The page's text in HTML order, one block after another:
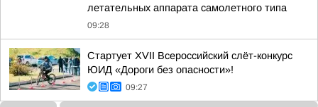
летательных аппарата самолетного типа
09:28
Стартует XVII Всероссийский слёт-конкурс
ЮИД «Дороги без опасности»!
09:27